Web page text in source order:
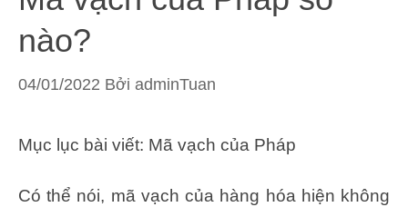
nào?
04/01/2022 Bởi adminTuan
Mục lục bài viết: Mã vạch của Pháp
Có thể nói, mã vạch của hàng hóa hiện không